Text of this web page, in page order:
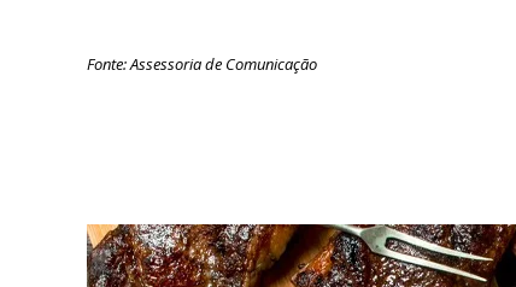
Fonte: Assessoria de Comunicação